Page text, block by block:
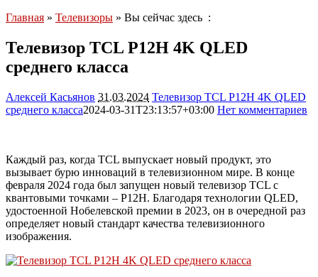
Главная » Телевизоры » Вы сейчас здесь :
Телевизор TCL P12H 4K QLED
среднего класса
Алексей Касьянов 31.03.2024 Телевизор TCL P12H 4K QLED
среднего класса2024-03-31T23:13:57+03:00 Нет комментариев
Каждый раз, когда TCL выпускает новый продукт, это
вызывает бурю инноваций в телевизионном мире. В конце
февраля 2024 года был запущен новый телевизор TCL с
квантовыми точками – P12H. Благодаря технологии QLED,
удостоенной Нобелевской премии в 2023, он в очередной раз
определяет новый стандарт качества телевизионного
изображения.